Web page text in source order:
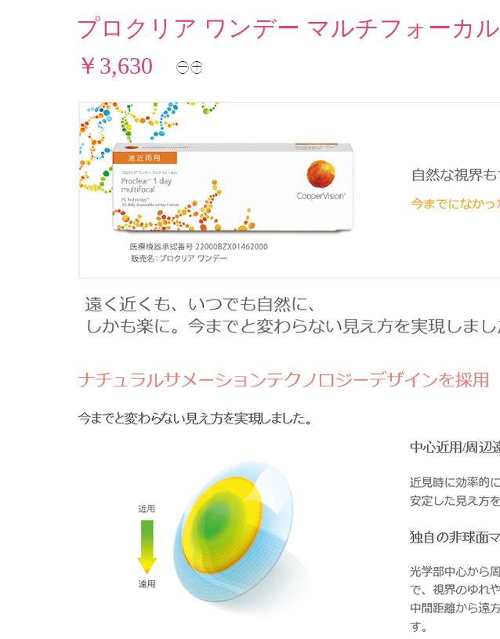
プロクリア ワンデー マルチフォーカル
￥3,630